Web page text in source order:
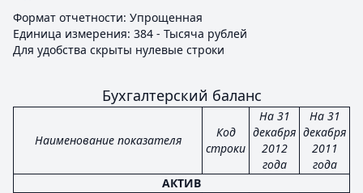
Формат отчетности: Упрощенная
Единица измерения: 384 - Тысяча рублей
Для удобства скрыты нулевые строки
Бухгалтерский баланс
Наименование показателя
Код
строки
На 31
декабря
2012
года
На 31
декабря
2011
года
АКТИВ